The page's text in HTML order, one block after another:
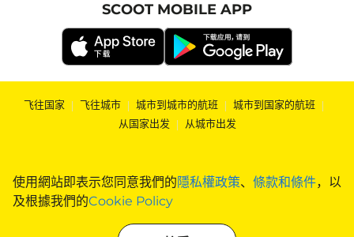
使用網站即表示您同意我們的隱私權政策、 條款和條件，以
及根據我們的Cookie Policy
SCOOT MOBILE APP
飞往国家 | 飞往城市 | 城市到城市的航班 | 城市到国家的航班 |
从国家出发 | 从城市出发